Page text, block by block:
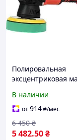
Полировальная
эксцентриковая
82920 (Польша)
В наличии
от914₴/мес
5 482.50₴
6 450 ₴